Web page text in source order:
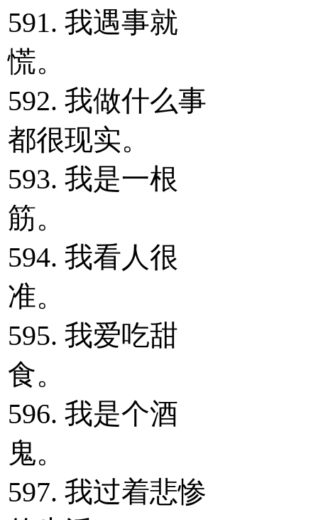
591. 我遇事就
慌。
592. 我做什么事
都很现实。
593. 我是一根
筋。
594. 我看人很
准。
595. 我爱吃甜
食。
596. 我是个酒
鬼。
597. 我过着悲惨